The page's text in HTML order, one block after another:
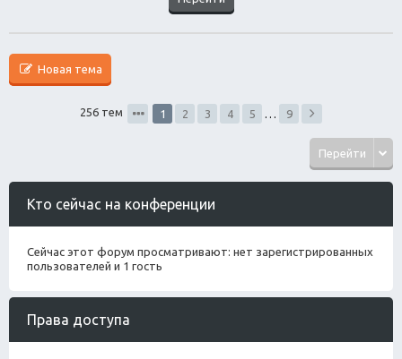
Новая тема
256 тем 1 2 3 4 5 … 9
Перейти
Кто сейчас на конференции
Сейчас этот форум просматривают: нет зарегистрированных
пользователей и 1 гость
Права доступа